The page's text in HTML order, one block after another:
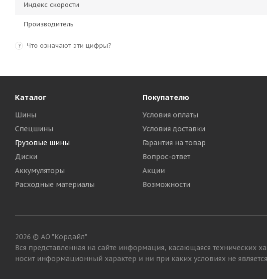
Индекс скорости
Производитель
? Что означают эти цифры?
Каталог
Шины
Спецшины
Грузовые шины
Диски
Аккумуляторы
Расходные материалы
Покупателю
Условия оплаты
Условия доставки
Гарантия на товар
Вопрос-ответ
Акции
Возможности
2026 © АО "Кордайл"
Вся представленная на сайте информация, касающаяся технических
носит информационный характер и ни при каких условиях не